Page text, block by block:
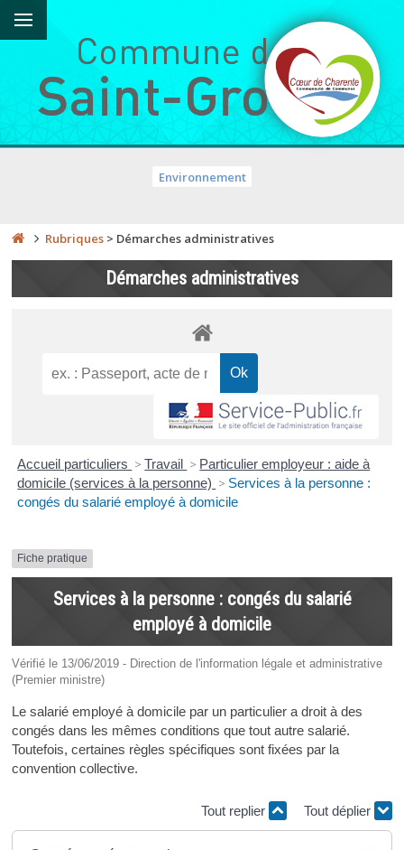
Environnement
Rubriques > Démarches administratives
Démarches administratives
Accueil particuliers > Travail > Particulier employeur : aide à
domicile (services à la personne) > Services à la personne :
congés du salarié employé à domicile
Fiche pratique
Services à la personne : congés du salarié
employé à domicile
Vérifié le 13/06/2019 - Direction de l'information légale et administrative
(Premier ministre)
Le salarié employé à domicile par un particulier a droit à des
congés dans les mêmes conditions que tout autre salarié.
Toutefois, certaines règles spécifiques sont fixées par la
convention collective.
Tout replier Tout déplier